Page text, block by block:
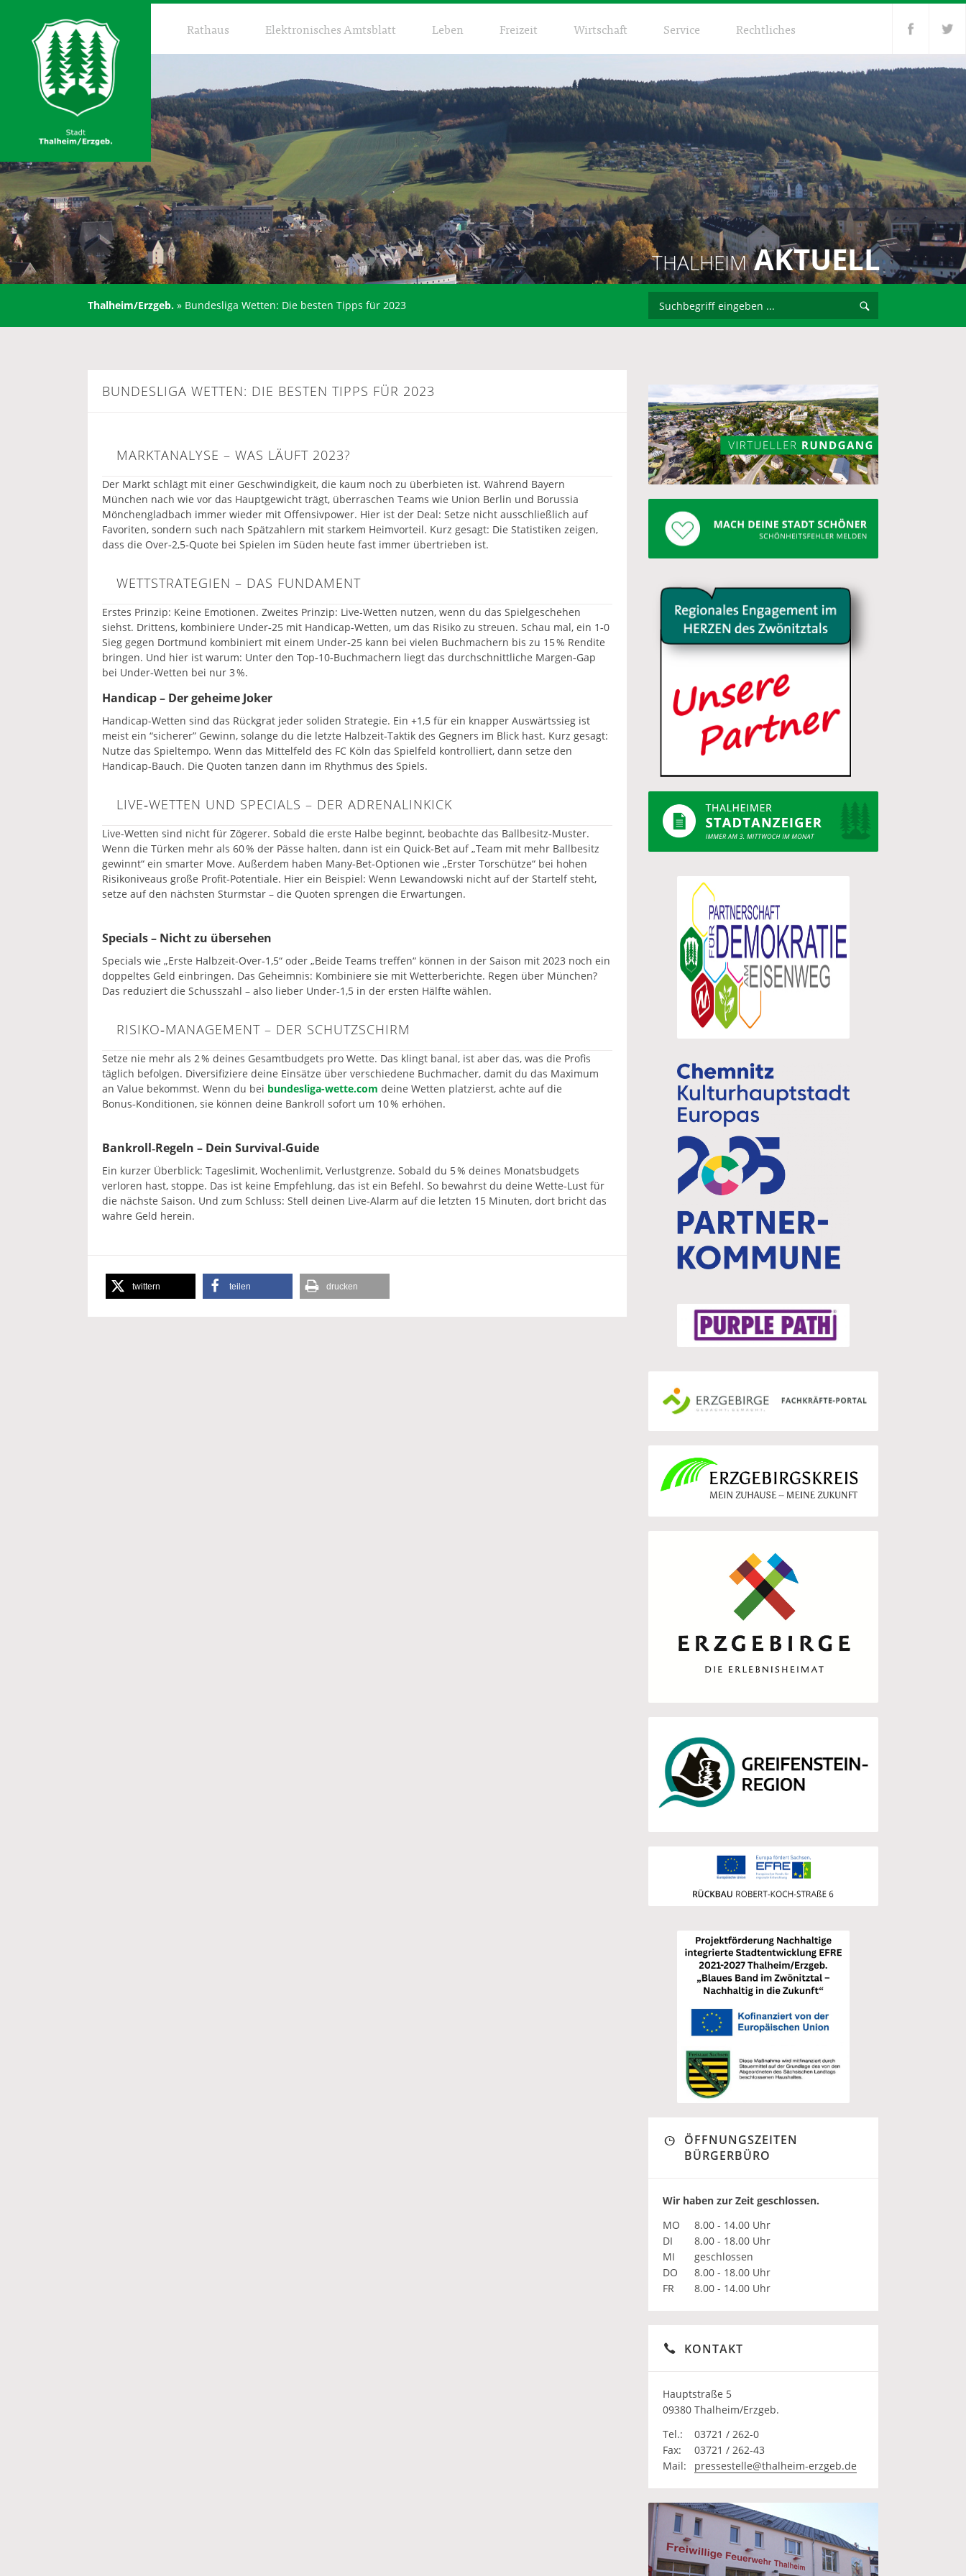
Rathaus Elektronisches Amtsblatt Leben Freizeit Wirtschaft Service Rechtliches
THALHEIMAKTUELL
Thalheim/Erzgeb. » Bundesliga Wetten: Die besten Tipps für 2023
BUNDESLIGA WETTEN: DIE BESTEN TIPPS FÜR 2023
MARKTANALYSE – WAS LÄUFT 2023?
Der Markt schlägt mit einer Geschwindigkeit, die kaum noch zu überbieten ist. Während Bayern
München nach wie vor das Hauptgewicht trägt, überraschen Teams wie Union Berlin und Borussia
Mönchengladbach immer wieder mit Offensivpower. Hier ist der Deal: Setze nicht ausschließlich auf
Favoriten, sondern such nach Spätzahlern mit starkem Heimvorteil. Kurz gesagt: Die Statistiken zeigen,
dass die Over‑2,5‑Quote bei Spielen im Süden heute fast immer übertrieben ist.
WETTSTRATEGIEN – DAS FUNDAMENT
Erstes Prinzip: Keine Emotionen. Zweites Prinzip: Live-Wetten nutzen, wenn du das Spielgeschehen
siehst. Drittens, kombiniere Under‑25 mit Handicap-Wetten, um das Risiko zu streuen. Schau mal, ein 1‑0
Sieg gegen Dortmund kombiniert mit einem Under‑25 kann bei vielen Buchmachern bis zu 15 % Rendite
bringen. Und hier ist warum: Unter den Top‑10‑Buchmachern liegt das durchschnittliche Margen‑Gap
bei Under‑Wetten bei nur 3 %.
Handicap – Der geheime Joker
Handicap-Wetten sind das Rückgrat jeder soliden Strategie. Ein +1,5 für ein knapper Auswärtssieg ist
meist ein “sicherer” Gewinn, solange du die letzte Halbzeit‑Taktik des Gegners im Blick hast. Kurz gesagt:
Nutze das Spieltempo. Wenn das Mittelfeld des FC Köln das Spielfeld kontrolliert, dann setze den
Handicap‑Bauch. Die Quoten tanzen dann im Rhythmus des Spiels.
LIVE‑WETTEN UND SPECIALS – DER ADRENALINKICK
Live-Wetten sind nicht für Zögerer. Sobald die erste Halbe beginnt, beobachte das Ballbesitz‑Muster.
Wenn die Türken mehr als 60 % der Pässe halten, dann ist ein Quick‑Bet auf „Team mit mehr Ballbesitz
gewinnt“ ein smarter Move. Außerdem haben Many‑Bet‑Optionen wie „Erster Torschütze“ bei hohen
Risikoniveaus große Profit‑Potentiale. Hier ein Beispiel: Wenn Lewandowski nicht auf der Startelf steht,
setze auf den nächsten Sturmstar – die Quoten sprengen die Erwartungen.
Specials – Nicht zu übersehen
Specials wie „Erste Halbzeit-Over‑1,5“ oder „Beide Teams treffen“ können in der Saison mit 2023 noch ein
doppeltes Geld einbringen. Das Geheimnis: Kombiniere sie mit Wetterberichte. Regen über München?
Das reduziert die Schusszahl – also lieber Under‑1,5 in der ersten Hälfte wählen.
RISIKO‑MANAGEMENT – DER SCHUTZSCHIRM
Setze nie mehr als 2 % deines Gesamtbudgets pro Wette. Das klingt banal, ist aber das, was die Profis
täglich befolgen. Diversifiziere deine Einsätze über verschiedene Buchmacher, damit du das Maximum
an Value bekommst. Wenn du bei bundesliga-wette.com deine Wetten platzierst, achte auf die
Bonus‑Konditionen, sie können deine Bankroll sofort um 10 % erhöhen.
Bankroll‑Regeln – Dein Survival‑Guide
Ein kurzer Überblick: Tageslimit, Wochenlimit, Verlustgrenze. Sobald du 5 % deines Monatsbudgets
verloren hast, stoppe. Das ist keine Empfehlung, das ist ein Befehl. So bewahrst du deine Wette‑Lust für
die nächste Saison. Und zum Schluss: Stell deinen Live‑Alarm auf die letzten 15 Minuten, dort bricht das
wahre Geld herein.
twittern teilen drucken
ÖFFNUNGSZEITEN
BÜRGERBÜRO
Wir haben zur Zeit geschlossen.
MO
8.00 - 14.00 Uhr
DI
8.00 - 18.00 Uhr
MI
geschlossen
DO
8.00 - 18.00 Uhr
FR
8.00 - 14.00 Uhr
KONTAKT
Hauptstraße 5
09380 Thalheim/Erzgeb.
Tel.:
03721 / 262-0
Fax:
03721 / 262-43
Mail:
pressestelle@thalheim-erzgeb.de